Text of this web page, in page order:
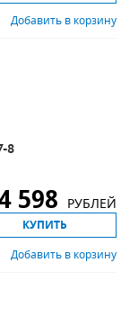
Добавить в корзину
8
598 РУБЛЕЙ
КУПИТЬ
Добавить в корзину